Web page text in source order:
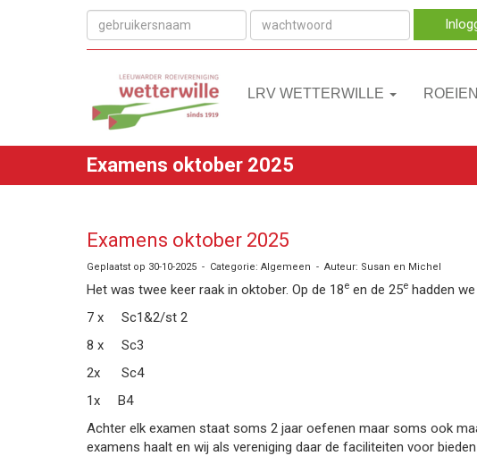
LRV WETTERWILLE ROEIEN
Examens oktober 2025
Examens oktober 2025
Geplaatst op 30-10-2025 - Categorie: Algemeen - Auteur: Susan en Michel
Het was twee keer raak in oktober. Op de 18e en de 25e hadden
7 x Sc1&2/st 2
8 x Sc3
2x
Sc4
1x
B4
Achter elk examen staat soms 2 jaar oefenen maar soms ook
examens haalt en wij als vereniging daar de faciliteiten voor